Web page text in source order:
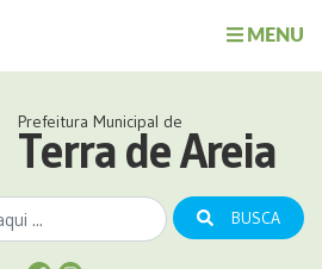
MENU
Prefeitura Municipal de
Terra de Areia
BUSCA